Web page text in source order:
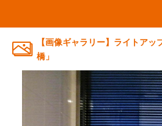
【画像ギャラリー】ライトアッ
橋」